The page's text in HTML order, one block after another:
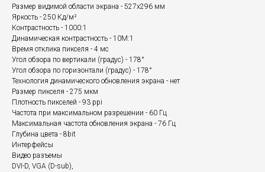
Размер видимой области экрана - 527x296 мм
Яркость - 250 Кд/м²
Контрастность - 1000:1
Динамическая контрастность - 10M:1
Время отклика пикселя - 4 мс
Угол обзора по вертикали (градус) - 178°
Угол обзора по горизонтали (градус) - 178°
Технология динамического обновления экрана - нет
Размер пикселя - 275 мкм
Плотность пикселей - 93 ppi
Частота при максимальном разрешении - 60 Гц
Максимальная частота обновления экрана - 76 Гц
Глубина цвета - 8bit
Интерфейсы
Видео разъемы
DVI-D, VGA (D-sub),